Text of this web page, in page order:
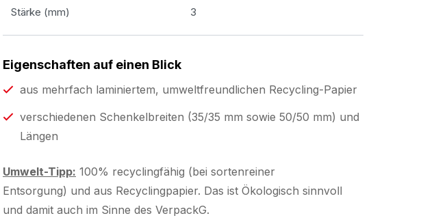
Stärke (mm) 3
Eigenschaften auf einen Blick
aus mehrfach laminiertem, umweltfreundlichen Recycling-Papier
verschiedenen Schenkelbreiten (35/35 mm sowie 50/50 mm) und
Längen
Umwelt-Tipp: 100% recyclingfähig (bei sortenreiner
Entsorgung) und aus Recyclingpapier. Das ist Ökologisch sinnvoll
und damit auch im Sinne des VerpackG.